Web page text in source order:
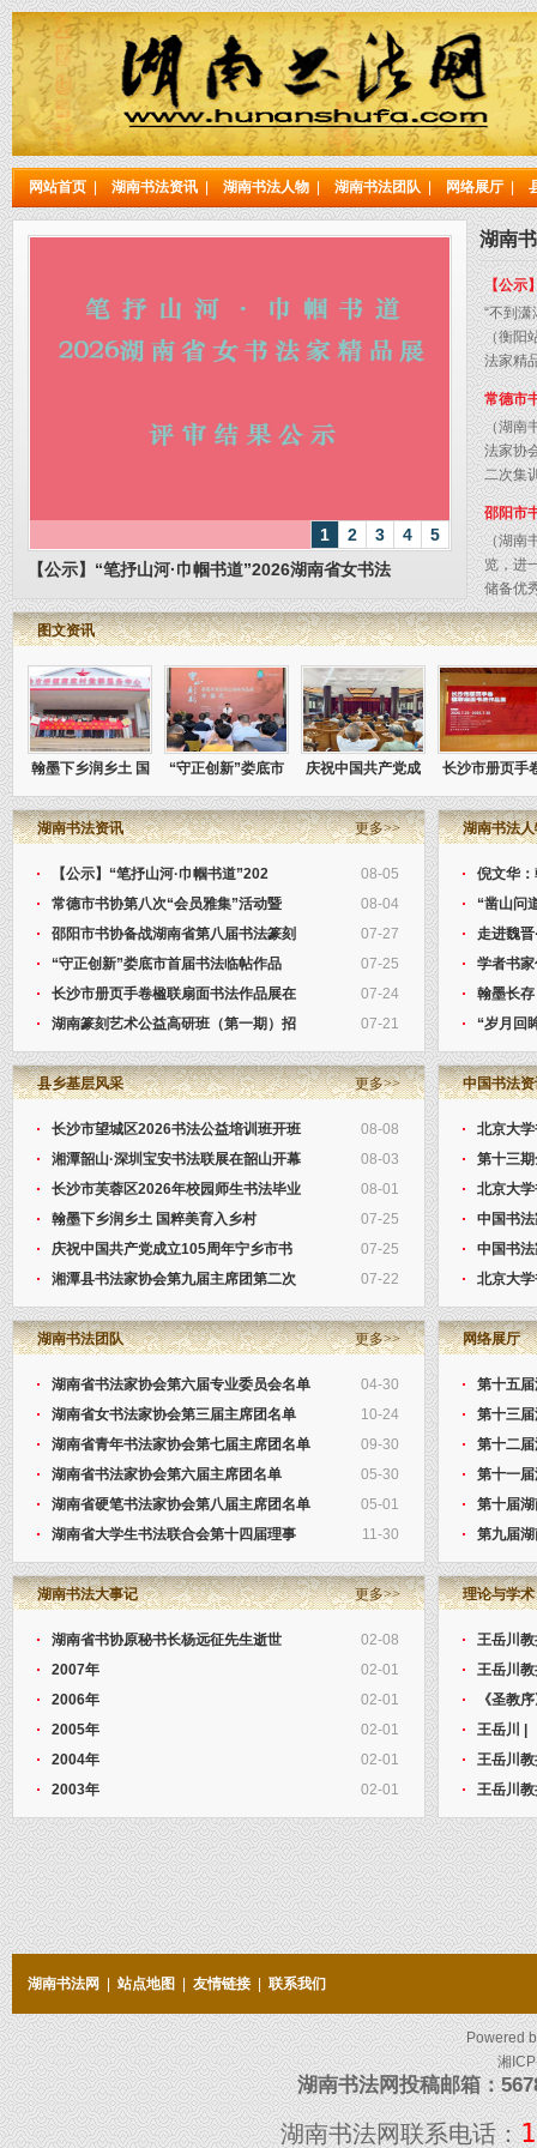
网站首页 湖南书法资讯 湖南书法人物 湖南书法团队 网络展厅
【公示】“笔抒山河·巾帼书道”2026湖南省女书法
1 2 3 4 5
湖南
【公
“不到
（衡
法家精
常德市
（湖
法家协
二次集
邵阳市
（湖
览，进
储备优
青...
图文资讯
翰墨下乡润乡土 国
粹美育入乡村
“守正创新”娄底市
首届书法临帖作品
展在娄底市美
庆祝中国共产党成
立105周年宁乡市
书法作品展开幕
长沙市册页手
联扇面书法作
在隆平水稻
湖南书法资讯 更多>>
08-05
【公示】“笔抒山河·巾帼书道”202
08-04
常德市书协第八次“会员雅集”活动暨
07-27
邵阳市书协备战湖南省第八届书法篆刻
07-25
“守正创新”娄底市首届书法临帖作品
07-24
长沙市册页手卷楹联扇面书法作品展在
07-21
湖南篆刻艺术公益高研班（第一期）招
湖南书法
倪文华
“凿山问
走进魏
学者书
翰墨长
“岁月回
县乡基层风采 更多>>
08-08
长沙市望城区2026书法公益培训班开班
08-03
湘潭韶山·深圳宝安书法联展在韶山开幕
08-01
长沙市芙蓉区2026年校园师生书法毕业
07-25
翰墨下乡润乡土 国粹美育入乡村
07-25
庆祝中国共产党成立105周年宁乡市书
07-22
湘潭县书法家协会第九届主席团第二次
中国书法
北京大
第十三
北京大
中国书
中国书
北京大
湖南书法团队 更多>>
04-30
湖南省书法家协会第六届专业委员会名单
10-24
湖南省女书法家协会第三届主席团名单
09-30
湖南省青年书法家协会第七届主席团名单
05-30
湖南省书法家协会第六届主席团名单
05-01
湖南省硬笔书法家协会第八届主席团名单
11-30
湖南省大学生书法联合会第十四届理事
网络展厅
第十五
第十三
第十二
第十一
第十届
第九届
湖南书法大事记 更多>>
02-08
湖南省书协原秘书长杨远征先生逝世
02-01
2007年
02-01
2006年
02-01
2005年
02-01
2004年
02-01
2003年
理论与学术
王岳川
王岳川
《圣教
王岳川 |
王岳川
王岳川
湖南书法网 站点地图 友情链接 联系我们
Powered
湘
湖南书法网投稿邮箱：
湖南书法网联系电话：